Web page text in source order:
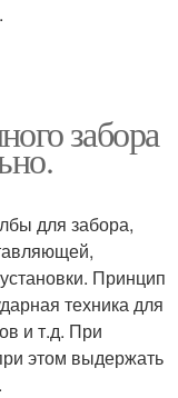
забора
для забора,
Принцип
техника для
и т.д. При
этом выдержать